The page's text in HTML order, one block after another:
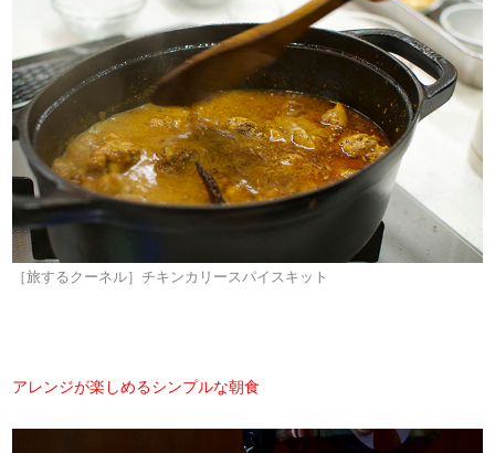
［旅するクーネル］チキンカリースパイスキット
アレンジが楽しめるシンプルな朝食